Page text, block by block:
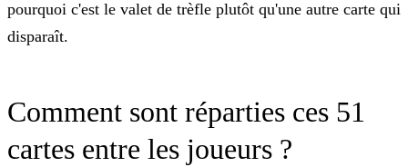
pourquoi c'est le valet de trèfle plutôt qu'une autre carte qui
disparaît.
Comment sont réparties ces 51
cartes entre les joueurs ?